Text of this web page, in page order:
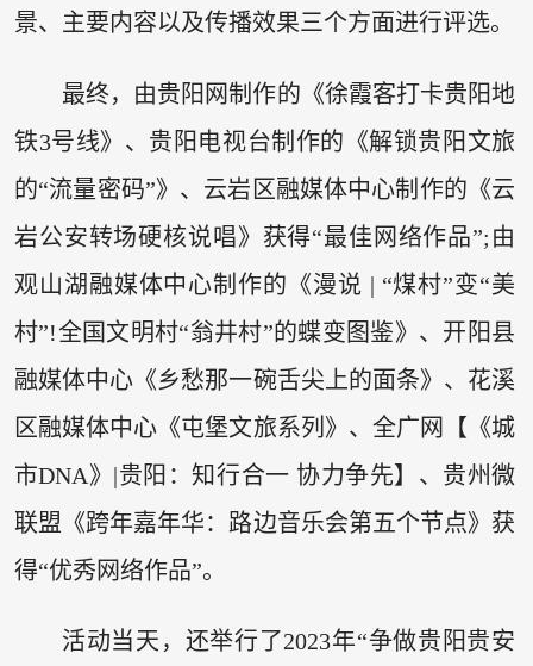
景、主要内容以及传播效果三个方面进行评选。
最终，由贵阳网制作的《徐霞客打卡贵阳地
铁3号线》、贵阳电视台制作的《解锁贵阳文旅
的“流量密码”》、云岩区融媒体中心制作的《云
岩公安转场硬核说唱》获得“最佳网络作品”;由
观山湖融媒体中心制作的《漫说 | “煤村”变“美
村”!全国文明村“翁井村”的蝶变图鉴》、开阳县
融媒体中心《乡愁那一碗舌尖上的面条》、花溪
区融媒体中心《屯堡文旅系列》、全广网【《城
市DNA》|贵阳：知行合一 协力争先】、贵州微
联盟《跨年嘉年华：路边音乐会第五个节点》获
得“优秀网络作品”。
活动当天，还举行了2023年“争做贵阳贵安